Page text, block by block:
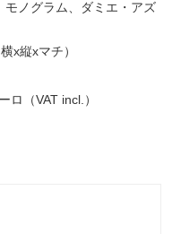
モノグラム、ダミエ・アズ
x縦xマチ）
ロ（VAT incl.）